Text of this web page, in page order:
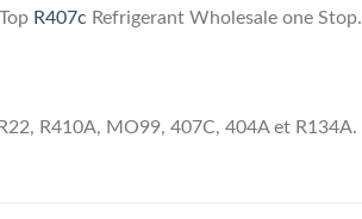
R407c Refrigerant Wholesale one Stop.
R410A, MO99, 407C, 404A et R134A.